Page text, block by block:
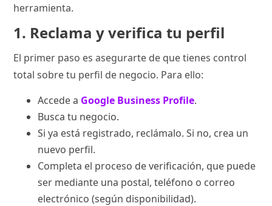
herramienta.
1. Reclama y verifica tu perfil
El primer paso es asegurarte de que tienes control
total sobre tu perfil de negocio. Para ello:
Accede a Google Business Profile.
Busca tu negocio.
Si ya está registrado, reclámalo. Si no, crea un
nuevo perfil.
Completa el proceso de verificación, que puede
ser mediante una postal, teléfono o correo
electrónico (según disponibilidad).